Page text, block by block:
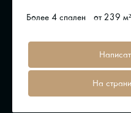
Более 4 спален
от 239 м²
На